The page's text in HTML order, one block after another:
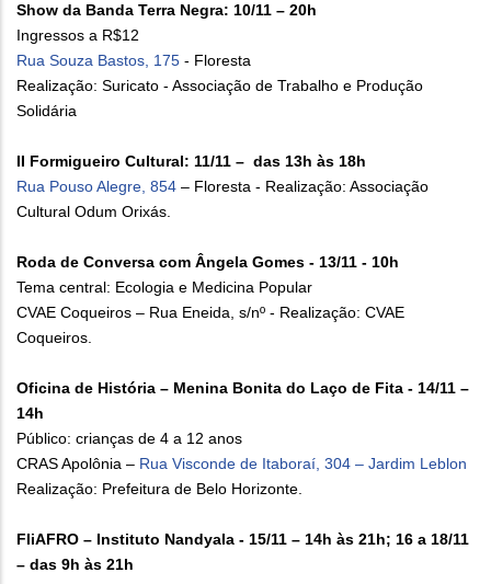
Show da Banda Terra Negra: 10/11 – 20h
Ingressos a R$12
Rua Souza Bastos, 175 - Floresta
Realização: Suricato - Associação de Trabalho e Produção
Solidária
II Formigueiro Cultural: 11/11 – das 13h às 18h
Rua Pouso Alegre, 854 – Floresta - Realização: Associação
Cultural Odum Orixás.
Roda de Conversa com Ângela Gomes - 13/11 - 10h
Tema central: Ecologia e Medicina Popular
CVAE Coqueiros – Rua Eneida, s/nº - Realização: CVAE
Coqueiros.
Oficina de História – Menina Bonita do Laço de Fita - 14/11 –
14h
Público: crianças de 4 a 12 anos
CRAS Apolônia – Rua Visconde de Itaboraí, 304 – Jardim Leblon
Realização: Prefeitura de Belo Horizonte.
FliAFRO – Instituto Nandyala - 15/11 – 14h às 21h; 16 a 18/11
– das 9h às 21h